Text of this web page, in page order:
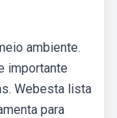
ambiente.
importante
Webesta lista
para